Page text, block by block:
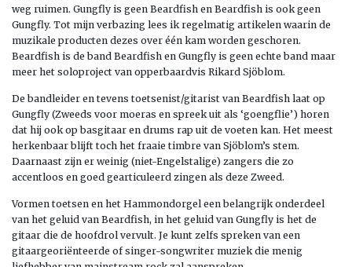
weg ruimen. Gungfly is geen Beardfish en Beardfish is ook geen
Gungfly. Tot mijn verbazing lees ik regelmatig artikelen waarin de
muzikale producten dezes over één kam worden geschoren.
Beardfish is de band Beardfish en Gungfly is geen echte band maar
meer het soloproject van opperbaardvis Rikard Sjöblom.
De bandleider en tevens toetsenist/gitarist van Beardfish laat op
Gungfly (Zweeds voor moeras en spreek uit als ‘goengflie’) horen
dat hij ook op basgitaar en drums rap uit de voeten kan. Het meest
herkenbaar blijft toch het fraaie timbre van Sjöblom’s stem.
Daarnaast zijn er weinig (niet-Engelstalige) zangers die zo
accentloos en goed gearticuleerd zingen als deze Zweed.
Vormen toetsen en het Hammondorgel een belangrijk onderdeel
van het geluid van Beardfish, in het geluid van Gungfly is het de
gitaar die de hoofdrol vervult. Je kunt zelfs spreken van een
gitaargeoriënteerde of singer-songwriter muziek die menig